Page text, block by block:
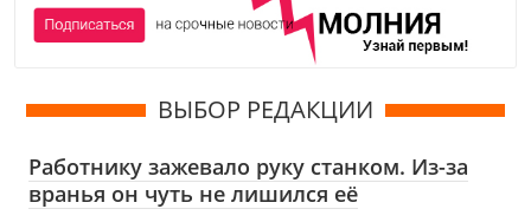
ВЫБОР РЕДАКЦИИ
Работнику зажевало руку станком. Из-за
вранья он чуть не лишился её